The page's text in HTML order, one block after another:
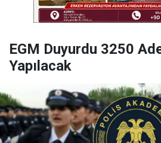
EGM Duyurdu 3250
Yapılacak